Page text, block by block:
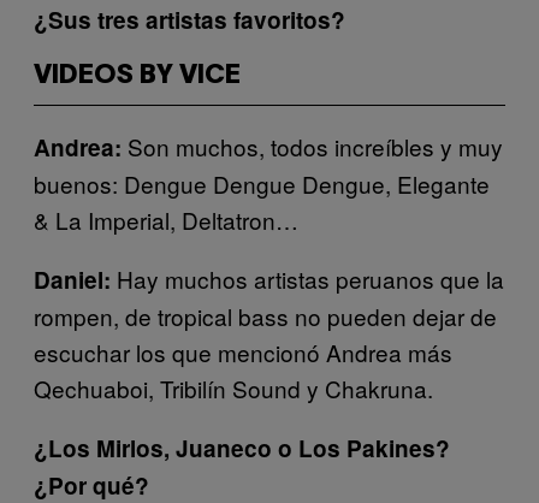
¿Sus tres artistas favoritos?
VIDEOS BY VICE
Andrea: Son muchos, todos increíbles y muy
buenos: Dengue Dengue Dengue, Elegante
& La Imperial, Deltatron…
Daniel: Hay muchos artistas peruanos que la
rompen, de tropical bass no pueden dejar de
escuchar los que mencionó Andrea más
Qechuaboi, Tribilín Sound y Chakruna.
¿Los Mirlos, Juaneco o Los Pakines?
¿Por qué?